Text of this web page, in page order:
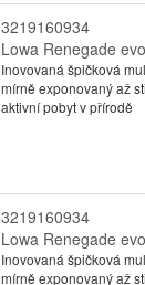
3219160934
Lowa Renegade
Inovovaná špičková
mírně exponovaný až
aktivní pobyt v přírodě
3219160934
Lowa Renegade
Inovovaná špičková
mírně exponovaný až